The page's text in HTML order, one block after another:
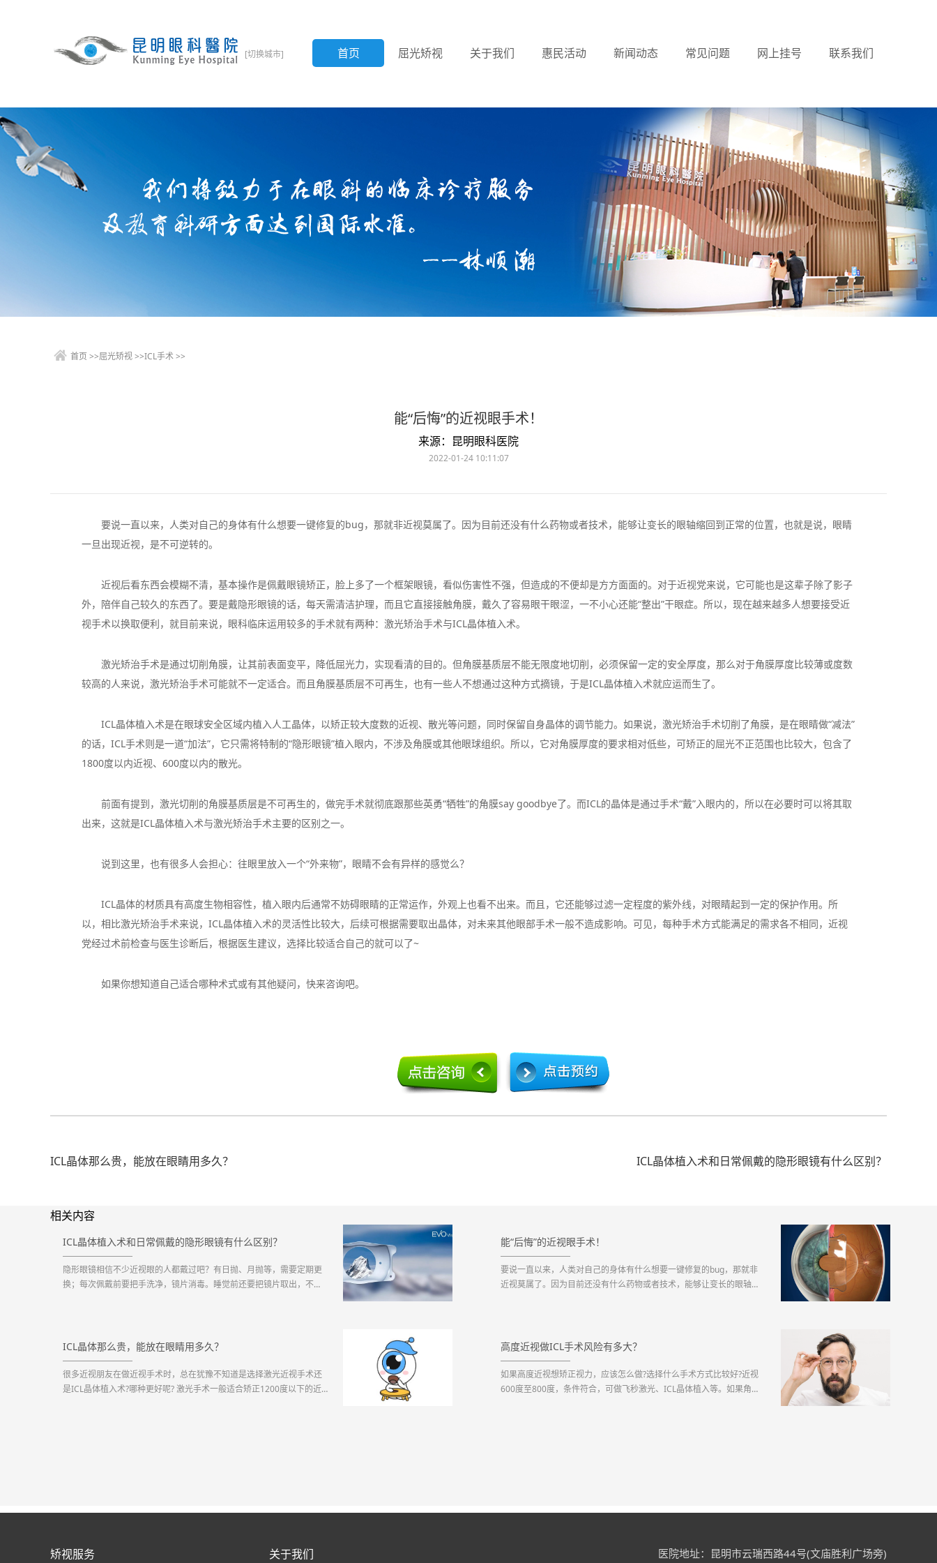
[切换城市] 首页 屈光矫视 关于我们 惠民活动 新闻动态 常见问题 网上挂号 联系我们
首页 >>屈光矫视>>ICL手术>>
能“后悔”的近视眼手术！
来源：昆明眼科医院
2022-01-24 10:11:07
要说一直以来，人类对自己的身体有什么想要一键修复的bug，那就非近视莫属了。因为目前还没有什么药物或者技术，能够让变长的眼轴缩回到正常的位置，也就是说，眼睛
一旦出现近视，是不可逆转的。
近视后看东西会模糊不清，基本操作是佩戴眼镜矫正，脸上多了一个框架眼镜，看似伤害性不强，但造成的不便却是方方面面的。对于近视党来说，它可能也是这辈子除了影子
外，陪伴自己较久的东西了。要是戴隐形眼镜的话，每天需清洁护理，而且它直接接触角膜，戴久了容易眼干眼涩，一不小心还能“整出”干眼症。所以，现在越来越多人想要接受近
视手术以换取便利，就目前来说，眼科临床运用较多的手术就有两种：激光矫治手术与ICL晶体植入术。
激光矫治手术是通过切削角膜，让其前表面变平，降低屈光力，实现看清的目的。但角膜基质层不能无限度地切削，必须保留一定的安全厚度，那么对于角膜厚度比较薄或度数
较高的人来说，激光矫治手术可能就不一定适合。而且角膜基质层不可再生，也有一些人不想通过这种方式摘镜，于是ICL晶体植入术就应运而生了。
ICL晶体植入术是在眼球安全区域内植入人工晶体，以矫正较大度数的近视、散光等问题，同时保留自身晶体的调节能力。如果说，激光矫治手术切削了角膜，是在眼睛做“减法”
的话，ICL手术则是一道“加法”，它只需将特制的“隐形眼镜”植入眼内，不涉及角膜或其他眼球组织。所以，它对角膜厚度的要求相对低些，可矫正的屈光不正范围也比较大，包含了
1800度以内近视、600度以内的散光。
前面有提到，激光切削的角膜基质层是不可再生的，做完手术就彻底跟那些英勇“牺牲”的角膜say goodbye了。而ICL的晶体是通过手术“戴”入眼内的，所以在必要时可以将其取
出来，这就是ICL晶体植入术与激光矫治手术主要的区别之一。
说到这里，也有很多人会担心：往眼里放入一个“外来物”，眼睛不会有异样的感觉么？
ICL晶体的材质具有高度生物相容性，植入眼内后通常不妨碍眼睛的正常运作，外观上也看不出来。而且，它还能够过滤一定程度的紫外线，对眼睛起到一定的保护作用。所
以，相比激光矫治手术来说，ICL晶体植入术的灵活性比较大，后续可根据需要取出晶体，对未来其他眼部手术一般不造成影响。可见，每种手术方式能满足的需求各不相同，近视
党经过术前检查与医生诊断后，根据医生建议，选择比较适合自己的就可以了~
如果你想知道自己适合哪种术式或有其他疑问，快来咨询吧。
ICL晶体那么贵，能放在眼睛用多久？ ICL晶体植入术和日常佩戴的隐形眼镜有什么区别？
相关内容
ICL晶体植入术和日常佩戴的隐形眼镜有什么区别？
隐形眼镜相信不少近视眼的人都戴过吧？有日抛、月抛等，需要定期更
换；每次佩戴前要把手洗净，镜片消毒。睡觉前还要把镜片取出，不能
能“后悔”的近视眼手术！
要说一直以来，人类对自己的身体有什么想要一键修复的bug，那就非
近视莫属了。因为目前还没有什么药物或者技术，能够让变长的眼轴缩
ICL晶体那么贵，能放在眼睛用多久？
很多近视朋友在做近视手术时，总在犹豫不知道是选择激光近视手术还
是ICL晶体植入术?哪种更好呢? 激光手术一般适合矫正1200度以下的近
高度近视做ICL手术风险有多大？
如果高度近视想矫正视力，应该怎么做?选择什么手术方式比较好?近视
600度至800度，条件符合，可做飞秒激光、ICL晶体植入等。如果角膜
矫视服务 关于我们 医院地址：昆明市云瑞西路44号(文庙胜利广场旁)